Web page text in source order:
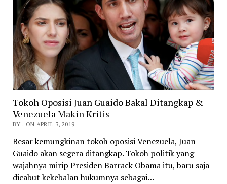
Tokoh Oposisi Juan Guaido Bakal Ditangkap &
Venezuela Makin Kritis
BY . ON APRIL 3, 2019
Besar kemungkinan tokoh oposisi Venezuela, Juan
Guaido akan segera ditangkap. Tokoh politik yang
wajahnya mirip Presiden Barrack Obama itu, baru saja
dicabut kekebalan hukumnya sebagai…